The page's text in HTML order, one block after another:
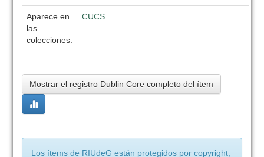
Aparece en
las
colecciones:
CUCS
Mostrar el registro Dublin Core completo del ítem
Los ítems de RIUdeG están protegidos por copyright,